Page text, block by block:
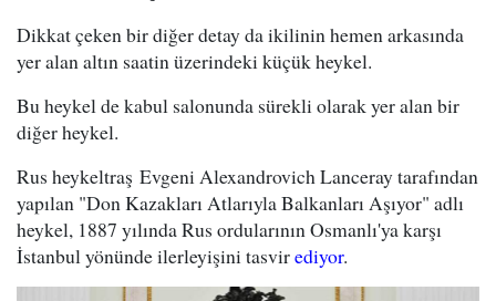
Dikkat çeken bir diğer detay da ikilinin hemen arkasında
yer alan altın saatin üzerindeki küçük heykel.
Bu heykel de kabul salonunda sürekli olarak yer alan bir
diğer heykel.
Rus heykeltraş Evgeni Alexandrovich Lanceray tarafından
yapılan "Don Kazakları Atlarıyla Balkanları Aşıyor" adlı
heykel, 1887 yılında Rus ordularının Osmanlı'ya karşı
İstanbul yönünde ilerleyişini tasvirediyor.